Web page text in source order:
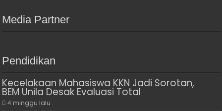
Media Partner
Pendidikan
Kecelakaan Mahasiswa KKN Jadi Sorotan,
BEM Unila Desak Evaluasi Total
4 minggu lalu